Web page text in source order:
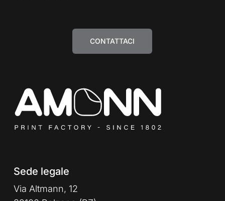
CONTATTACI
Sede legale
Via Altmann, 12